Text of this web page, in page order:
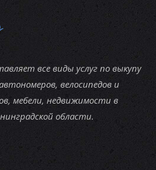
все виды услуг по выкупу
велосипедов и
мебели, недвижимости в
области.